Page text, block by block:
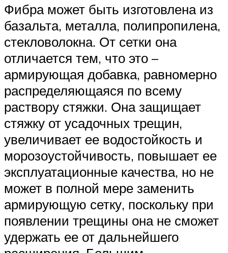
Фибра может быть изготовлена из
базальта, металла, полипропилена,
стекловолокна. От сетки она
отличается тем, что это –
армирующая добавка, равномерно
распределяющаяся по всему
раствору стяжки. Она защищает
стяжку от усадочных трещин,
увеличивает ее водостойкость и
морозоустойчивость, повышает ее
эксплуатационные качества, но не
может в полной мере заменить
армирующую сетку, поскольку при
появлении трещины она не сможет
удержать ее от дальнейшего